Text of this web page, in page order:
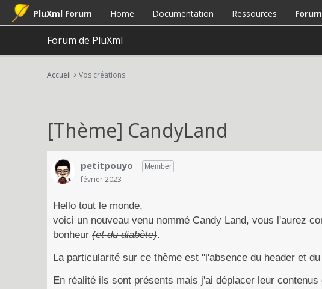
PluXml Forum Home Documentation Ressources Forum
Forum de PluXml
Accueil › Vos créations
[Thème] CandyLand
petitpouyo Member
février 2023
Hello tout le monde,
voici un nouveau venu nommé Candy Land, vous l'aurez
bonheur (et du diabète).
La particularité sur ce thème est "l'absence du header et
En réalité ils sont présents mais j'ai déplacer leur